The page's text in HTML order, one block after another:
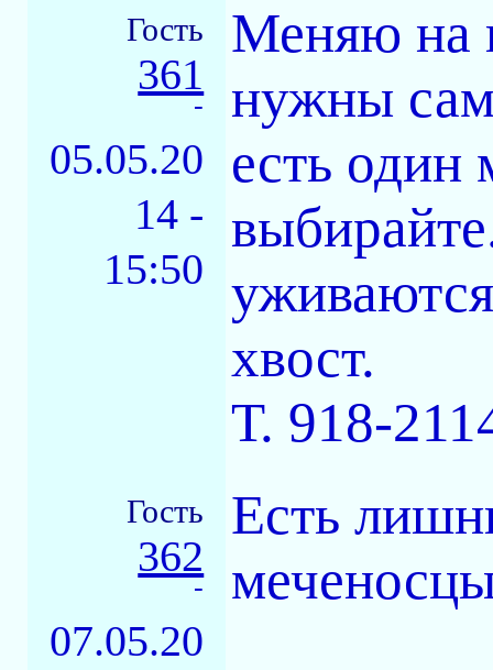
Гость
361
-
05.05.20
14 -
15:50
Меняю на
нужны
есть один
хвост.
Т. 918-
Гость
362
-
07.05.20
Есть